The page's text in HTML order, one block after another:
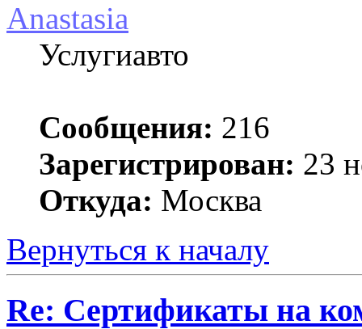
Anastasia
Услугиавто
Сообщения: 216
Зарегистрирован: 23
Откуда: Москва
Вернуться к началу
Re: Сертификаты на